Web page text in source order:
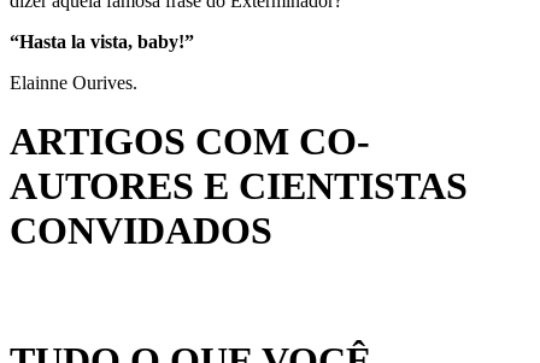
“Hasta la vista, baby!”
Elainne Ourives.
ARTIGOS COM CO-
AUTORES E CIENTISTAS
CONVIDADOS